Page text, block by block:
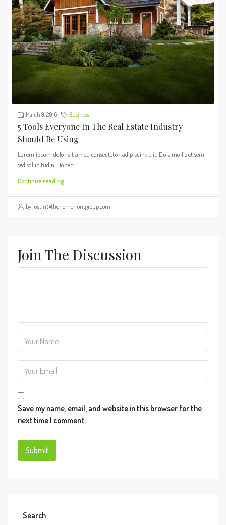
March 9, 2016 Business
5 Tools Everyone In The Real Estate Industry
Should Be Using
Lorem ipsum dolor sit amet, consectetur adipiscing elit. Duis mollis et sem
sed sollicitudin. Donec...
Continue reading
by justin@thehomefrontgroup.com
Join The Discussion
Save my name, email, and website in this browser for the
next time I comment.
Search